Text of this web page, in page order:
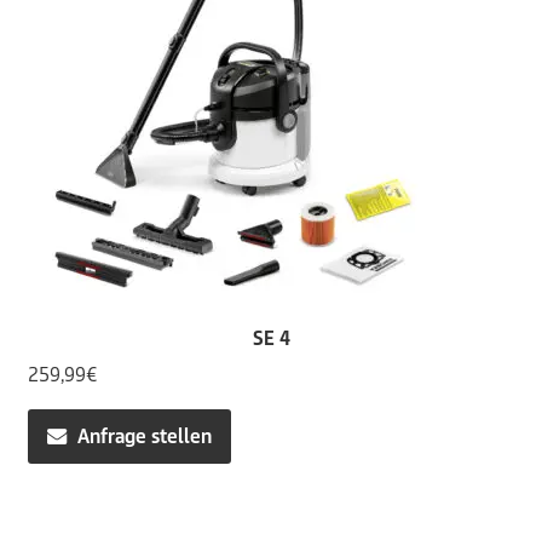
SE 4
259,99€
Anfrage stellen